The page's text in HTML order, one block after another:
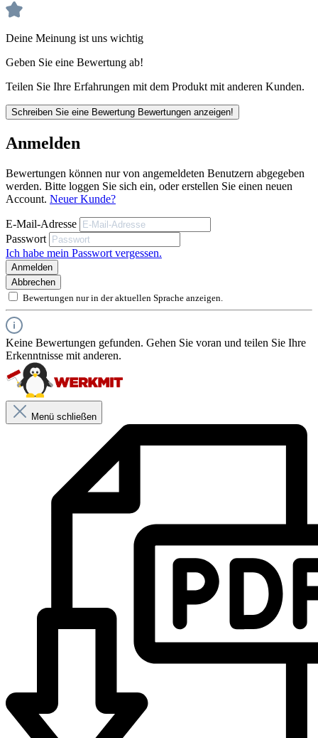
der Entsorgung unserer Artikel beachte bitte das technische Datenblatt. Verbrauchswerte sind
dienen zur Unterstützung. Sie entbinden nicht davon, die Produkte grundsätzlich auf
Deine Meinung ist uns wichtig
Geben Sie eine Bewertung ab!
Teilen Sie Ihre Erfahrungen mit dem Produkt mit anderen Kunden.
Schreiben Sie eine Bewertung Bewertungen anzeigen!
Anmelden
Bewertungen können nur von angemeldeten Benutzern abgegeben
werden. Bitte loggen Sie sich ein, oder erstellen Sie einen neuen
Account. Neuer Kunde?
E-Mail-Adresse
Passwort
Ich habe mein Passwort vergessen.
Anmelden
Abbrechen
Bewertungen nur in der aktuellen Sprache anzeigen.
Keine Bewertungen gefunden. Gehen Sie voran und teilen Sie Ihre
Erkenntnisse mit anderen.
Menü schließen